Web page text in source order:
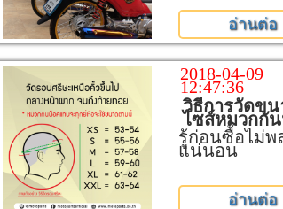
อ่านต่อ
2018-04-09
12:47:36
วิธีการวัดขน
ไซส์หมวกกั
รู้ก่อนซื้อไม่พ
แน่นอน
อ่านต่อ